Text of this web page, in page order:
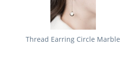
Thread Earring Circle Marble